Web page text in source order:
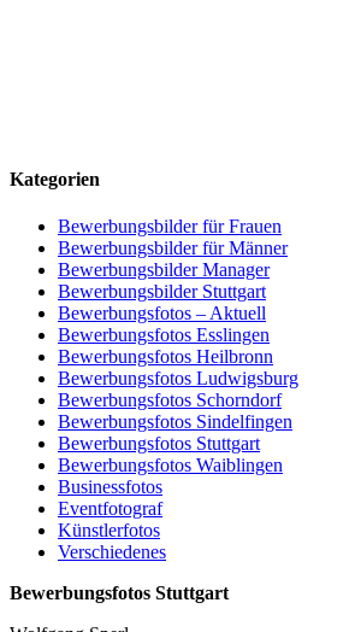
Kategorien
Bewerbungsbilder für Frauen
Bewerbungsbilder für Männer
Bewerbungsbilder Manager
Bewerbungsbilder Stuttgart
Bewerbungsfotos – Aktuell
Bewerbungsfotos Esslingen
Bewerbungsfotos Heilbronn
Bewerbungsfotos Ludwigsburg
Bewerbungsfotos Schorndorf
Bewerbungsfotos Sindelfingen
Bewerbungsfotos Stuttgart
Bewerbungsfotos Waiblingen
Businessfotos
Eventfotograf
Künstlerfotos
Verschiedenes
Bewerbungsfotos Stuttgart